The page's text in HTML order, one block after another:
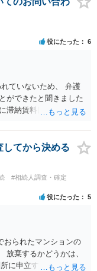
役にたった 6
ていないため、 弁護
ができたと聞きました
滞納賃料回収のため
。 残念ながら、事案
す。
してから決める
#相続人調査・確定
役にたった 5
おられたマンションの
放棄するかどうかは、
に申立すれば3カ月の